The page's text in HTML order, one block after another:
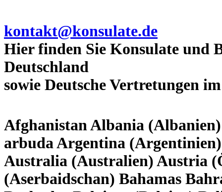
kontakt@konsulate.de
Hier finden Sie Konsulate und
Deutschland
sowie Deutsche Vertretungen
Afghanistan Albania
arbuda Argentina
Australia (Australien) Austria
(Aserbaidschan) Bahamas